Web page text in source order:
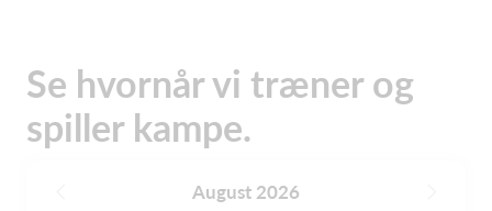
Se hvornår vi træner og
spiller kampe.
August 2026